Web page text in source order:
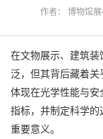
作者： 博物馆
在文物展示、建筑
泛，但其背后藏着关
体现在光学性能与
指标，并制定科学
重要意义。